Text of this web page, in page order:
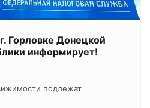
Горловке Донецкой
информирует!
подлежат